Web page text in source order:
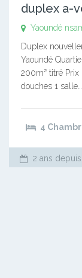
duplex a-
Yaoundé
Duplex
Yaoundé
200m² titré
douches 1 salle…
4
2 ans depuis